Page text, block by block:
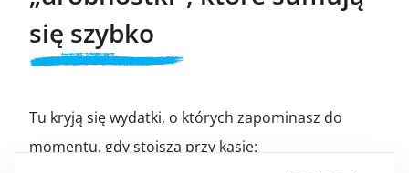
się szybko
Tu kryją się wydatki, o których zapominasz do
momentu, gdy stoiszą przy kasie: